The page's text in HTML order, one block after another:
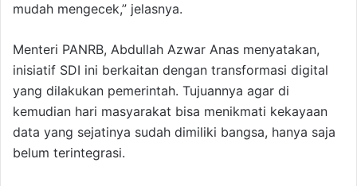
mudah mengecek,” jelasnya.
Menteri PANRB, Abdullah Azwar Anas menyatakan,
inisiatif SDI ini berkaitan dengan transformasi digital
yang dilakukan pemerintah. Tujuannya agar di
kemudian hari masyarakat bisa menikmati kekayaan
data yang sejatinya sudah dimiliki bangsa, hanya saja
belum terintegrasi.